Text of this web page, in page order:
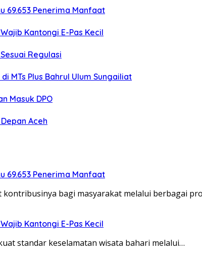
69.653 Penerima Manfaat
Kantongi E-Pas Kecil
Regulasi
MTs Plus Bahrul Ulum Sungailiat
Masuk DPO
Aceh
69.653 Penerima Manfaat
bagi masyarakat melalui berbagai
Kantongi E-Pas Kecil
standar keselamatan wisata bahari melalui…